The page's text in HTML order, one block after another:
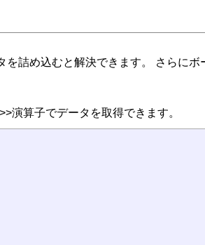
を詰め込むと解決できます。 さらにボ
演算子でデータを取得できます。